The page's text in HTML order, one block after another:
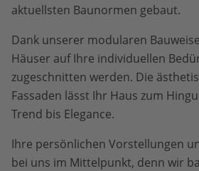
aktuellsten Baunormen gebaut.
Dank unserer modularen
Häuser auf Ihre individuellen
zugeschnitten werden. Die
Fassaden lässt Ihr Haus zum
Trend bis Elegance.
Ihre persönlichen Vorstellungen
bei uns im Mittelpunkt, denn wir